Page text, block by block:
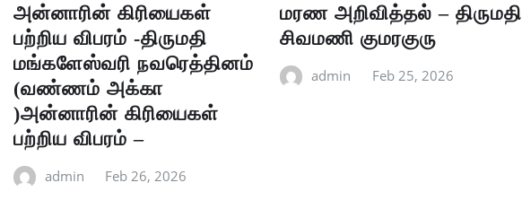
அன்னாரின் கிரியைகள்
பற்றிய விபரம் -திருமதி
மங்களேஸ்வரி நவரெத்தினம்
(வண்ணம் அக்கா
)அன்னாரின் கிரியைகள்
பற்றிய விபரம் –
admin Feb 26, 2026
மரண அறிவித்தல் – திருமதி
சிவமணி குமரகுரு
admin Feb 25, 2026